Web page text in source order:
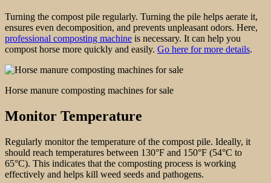
Turning the compost pile regularly. Turning the pile helps aerate it,
ensures even decomposition, and prevents unpleasant odors. Here,
professional composting machine is necessary. It can help you
compost horse more quickly and easily. Go here for more details.
Horse manure composting machines for sale
Monitor Temperature
Regularly monitor the temperature of the compost pile. Ideally, it
should reach temperatures between 130°F and 150°F (54°C to
65°C). This indicates that the composting process is working
effectively and helps kill weed seeds and pathogens.